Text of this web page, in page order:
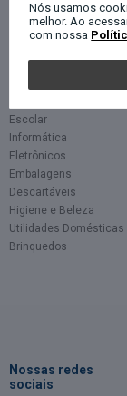
Nós usamos
melhor. Ao
com nossa
Escolar
Informática
Eletrônicos
Embalagens
Descartáveis
Higiene e Beleza
Utilidades Domésticas
Brinquedos
Nossas redes
sociais